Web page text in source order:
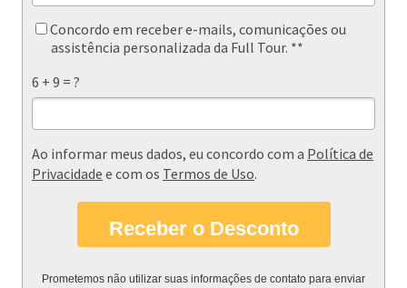
Concordo em receber e-mails, comunicações ou
assistência personalizada da Full Tour. **
6 + 9 = ?
Ao informar meus dados, eu concordo com a Política de
Privacidade e com os Termos de Uso.
Receber o Desconto
Prometemos não utilizar suas informações de contato para enviar